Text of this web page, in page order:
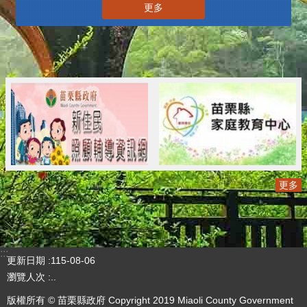
更多
更多
:::
更新日期
115-08-06
瀏覽人次
..
版權所有 © 苗栗縣政府 Copyright 2019 Miaoli County Government